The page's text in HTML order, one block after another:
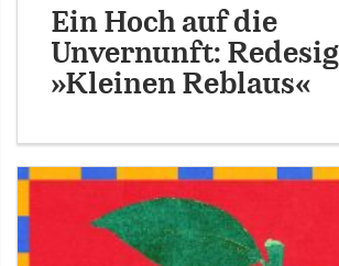
Ein Hoch auf die
Unvernunft:
»Kleinen Reblaus«